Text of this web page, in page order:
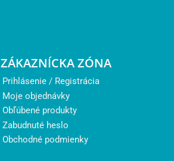
ZÁKAZNÍCKA ZÓNA
Prihlásenie / Registrácia
Moje objednávky
Obľúbené produkty
Zabudnuté heslo
Obchodné podmienky